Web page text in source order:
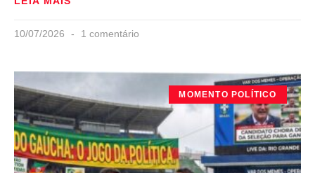
10/07/2026 1 comentário
MOMENTO POLÍTICO